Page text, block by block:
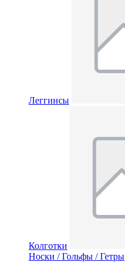
Леггинсы
Колготки
Носки / Гольфы / Гетры